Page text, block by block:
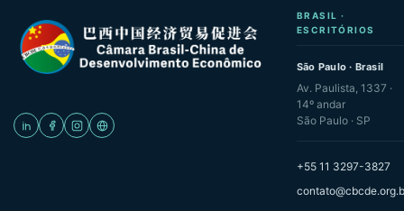
BRASIL ·
ESCRITÓRIOS
São Paulo · Brasil
Av. Paulista, 1337 ·
14º andar
São Paulo · SP
+55 11 3297-3827